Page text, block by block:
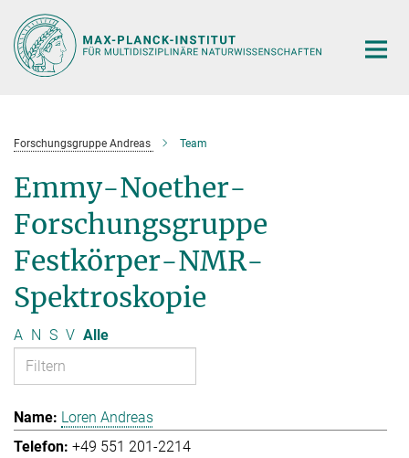
Hauptinhalt
Forschungsgruppe Andreas Team
Emmy-Noether-
Forschungsgruppe
Festkörper-NMR-
Spektroskopie
A N S V Alle
Loren Andreas
+49 551 201-2214